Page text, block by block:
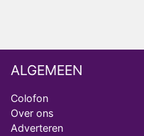
ALGEMEEN
Colofon
Over ons
Adverteren